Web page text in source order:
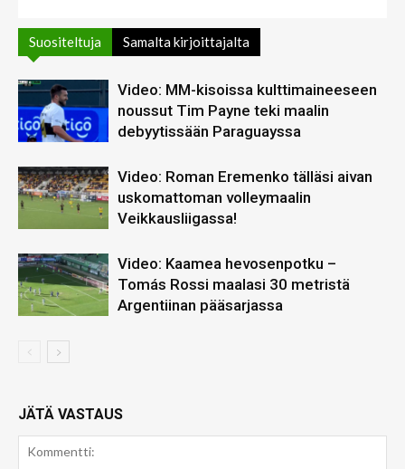
Suositeltuja Samalta kirjoittajalta
Video: MM-kisoissa kulttimaineeseen
noussut Tim Payne teki maalin
debyytissään Paraguayssa
Video: Roman Eremenko tälläsi aivan
uskomattoman volleymaalin
Veikkausliigassa!
Video: Kaamea hevosenpotku –
Tomás Rossi maalasi 30 metristä
Argentiinan pääsarjassa
JÄTÄ VASTAUS